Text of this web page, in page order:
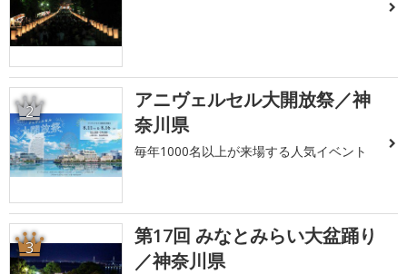
2
アニヴェルセル大開放祭／神
奈川県
毎年1000名以上が来場する人気イベント
3
第17回 みなとみらい大盆踊り
／神奈川県